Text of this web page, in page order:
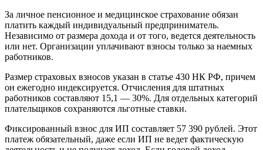
За личное пенсионное и медицинское страхование обязан
платить каждый индивидуальный предприниматель.
Независимо от размера дохода и от того, ведется деятельность
или нет. Организации уплачивают взносы только за наемных
работников.
Размер страховых взносов указан в статье 430 НК РФ, причем
он ежегодно индексируется. Отчисления для штатных
работников составляют 15,1 — 30%. Для отдельных категорий
плательщиков сохраняются льготные ставки.
Фиксированный взнос для ИП составляет 57 390 рублей. Этот
платеж обязательный, даже если ИП не ведет фактическую